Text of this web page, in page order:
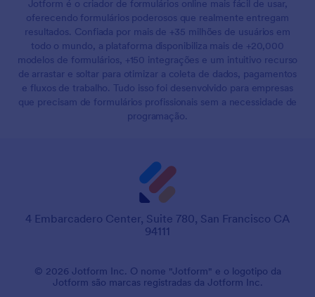
Jotform é o criador de formulários online mais fácil de usar,
oferecendo formulários poderosos que realmente entregam
resultados. Confiada por mais de +35 milhões de usuários em
todo o mundo, a plataforma disponibiliza mais de +20,000
modelos de formulários, +150 integrações e um intuitivo recurso
de arrastar e soltar para otimizar a coleta de dados, pagamentos
e fluxos de trabalho. Tudo isso foi desenvolvido para empresas
que precisam de formulários profissionais sem a necessidade de
programação.
4 Embarcadero Center, Suite 780, San Francisco CA
94111
© 2026 Jotform Inc. O nome "Jotform" e o logotipo da
Jotform são marcas registradas da Jotform Inc.